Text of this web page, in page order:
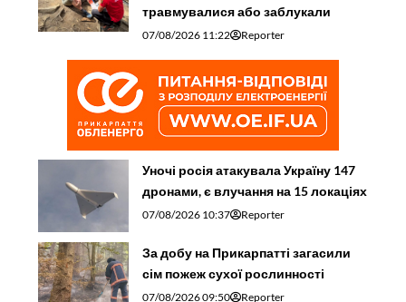
травмувалися або заблукали
07/08/2026 11:22 Reporter
Уночі росія атакувала Україну 147
дронами, є влучання на 15 локаціях
07/08/2026 10:37 Reporter
За добу на Прикарпатті загасили
сім пожеж сухої рослинності
07/08/2026 09:50 Reporter